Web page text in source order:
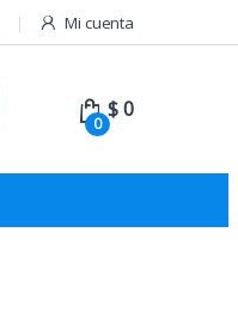
Mi cuenta
0
$0